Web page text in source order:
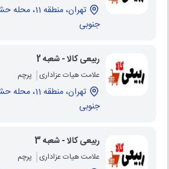
تهران، منطقه
جنوبی
ربیعی کالا - شعبه 2
علامت هیات عزاداری پرچم
تهران، منطقه
جنوبی
ربیعی کالا - شعبه 3
علامت هیات عزاداری پرچم